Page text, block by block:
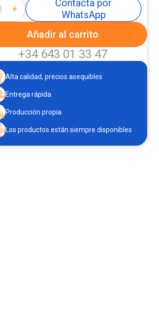
+
Contacta por
WhatsApp
Añadir al carrito
+34 643 01 33 47
Alta calidad, precios asequibles
Entrega rápida
Producción propia
Los productos están siempre disponibles